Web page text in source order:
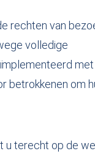
rechten van
volledige
met
betrokkenen om
u terecht op de